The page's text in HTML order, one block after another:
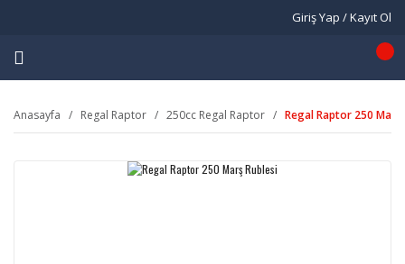
Giriş Yap / Kayıt Ol
Anasayfa Regal Raptor 250cc Regal Raptor Regal Raptor 250 Marş